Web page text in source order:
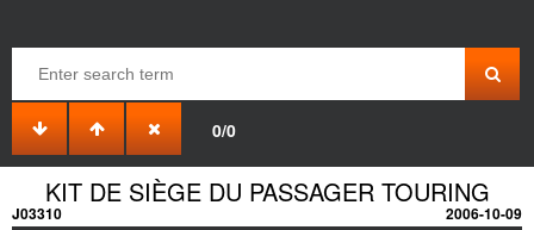
0/0
KIT DE SIÈGE DU PASSAGER TOURING
J03310 2006-10-09